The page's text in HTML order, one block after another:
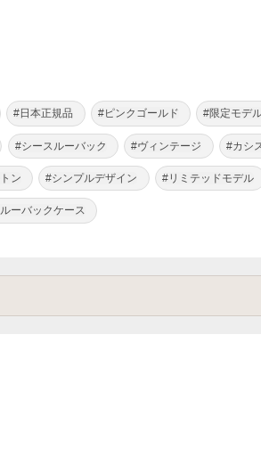
#日本正規品 #ピンクゴールド #限定モデ
#シースルーバック #ヴィンテージ #カシ
ン #シンプルデザイン #リミテッドモデル
ーバックケース